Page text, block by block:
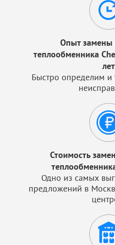
Опыт замены
теплообменника
лет
Быстро определим и
Стоимость
Одно из самых
предложений в